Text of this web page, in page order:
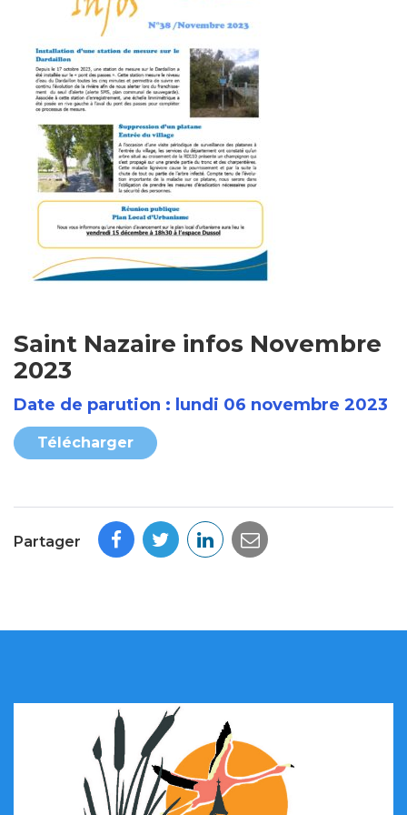
Saint Nazaire infos Novembre
2023
Date de parution : lundi 06 novembre 2023
Télécharger
Partager